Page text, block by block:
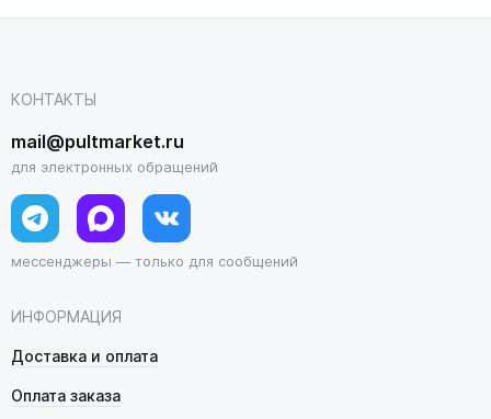
ИНФОРМАЦИЯ
Доставка и оплата
Оплата заказа
КОНТАКТЫ
mail@pultmarket.ru
для электронных обращений
мессенджеры — только для сообщений